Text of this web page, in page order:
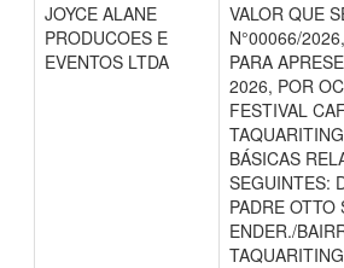
JOYCE ALANE
PRODUCOES E
EVENTOS LTDA
VALOR QUE
N°00066/
PARA
2026, POR
FESTIVAL
BÁSICAS
SEGUINTES:
PADRE
ENDER./